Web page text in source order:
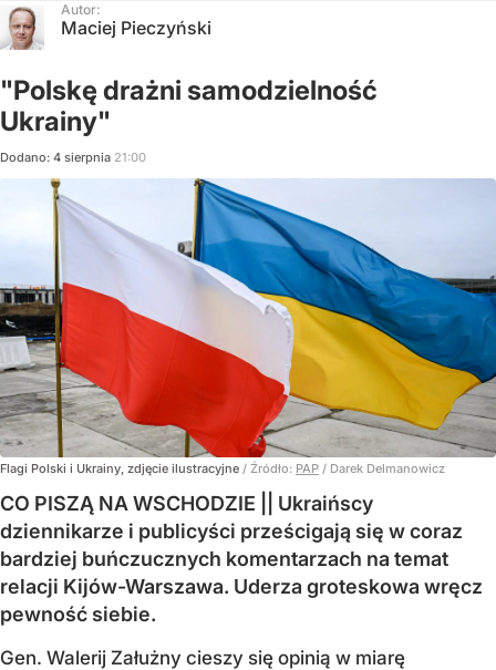
Autor:
Maciej Pieczyński
"Polskę drażni samodzielność
Ukrainy"
Dodano: 4 sierpnia 21:00
Flagi Polski i Ukrainy, zdjęcie ilustracyjne / Źródło: PAP / Darek Delmanowicz
CO PISZĄ NA WSCHODZIE || Ukraińscy
dziennikarze i publicyści prześcigają się w coraz
bardziej buńczucznych komentarzach na temat
relacji Kijów-Warszawa. Uderza groteskowa wręcz
pewność siebie.
Gen. Walerij Załużny cieszy się opinią w miarę